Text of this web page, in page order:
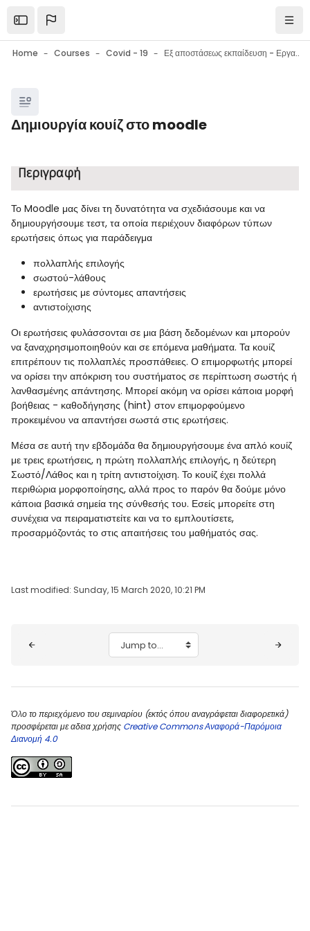
Open the sidebar
Home Courses Covid - 19 Εξ αποστάσεως εκπαίδευση - Εργαλεία επικοινωνίας - Εργαλεία συνεργασίας - Συμβουλές
Blocks
Δημιουργία κουίζ στο moodle
Blocks
Περιγραφή
Το Moodle μας δίνει τη δυνατότητα να σχεδιάσουμε και να
δημιουργήσουμε τεστ, τα οποία περιέχουν διαφόρων τύπων
ερωτήσεις όπως για παράδειγμα
πολλαπλής επιλογής
σωστού-λάθους
ερωτήσεις με σύντομες απαντήσεις
αντιστοίχισης
Οι ερωτήσεις φυλάσσονται σε μια βάση δεδομένων και μπορούν
να ξαναχρησιμοποιηθούν και σε επόμενα μαθήματα. Τα κουίζ
επιτρέπουν τις πολλαπλές προσπάθειες. Ο επιμορφωτής μπορεί
να ορίσει την απόκριση του συστήματος σε περίπτωση σωστής ή
λανθασμένης απάντησης. Μπορεί ακόμη να ορίσει κάποια μορφή
βοήθειας - καθοδήγησης (hint) στον επιμορφούμενο
προκειμένου να απαντήσει σωστά στις ερωτήσεις.
Μέσα σε αυτή την εβδομάδα θα δημιουργήσουμε ένα απλό κουίζ
με τρεις ερωτήσεις, η πρώτη πολλαπλής επιλογής, η δεύτερη
Σωστό/Λάθος και η τρίτη αντιστοίχιση. Το κουίζ έχει πολλά
περιθώρια μορφοποίησης, αλλά προς το παρόν θα δούμε μόνο
κάποια βασικά σημεία της σύνθεσής του. Εσείς μπορείτε στη
συνέχεια να πειραματιστείτε και να το εμπλουτίσετε,
προσαρμόζοντάς το στις απαιτήσεις του μαθήματός σας.
Last modified: Sunday, 15 March 2020, 10:21 PM
Jump to...
Όλο το περιεχόμενο του σεμιναρίου (εκτός όπου αναγράφεται διαφορετικά)
προσφέρεται με αδεια χρήσης Creative Commons Αναφορά-Παρόμοια
Διανομή 4.0